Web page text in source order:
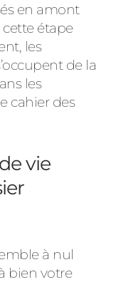
en amont
étape
les
de la
les
cahier des
vie
à nul
bien votre